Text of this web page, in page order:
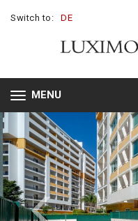
Switch to: DE
Toggle
navigation
MENU